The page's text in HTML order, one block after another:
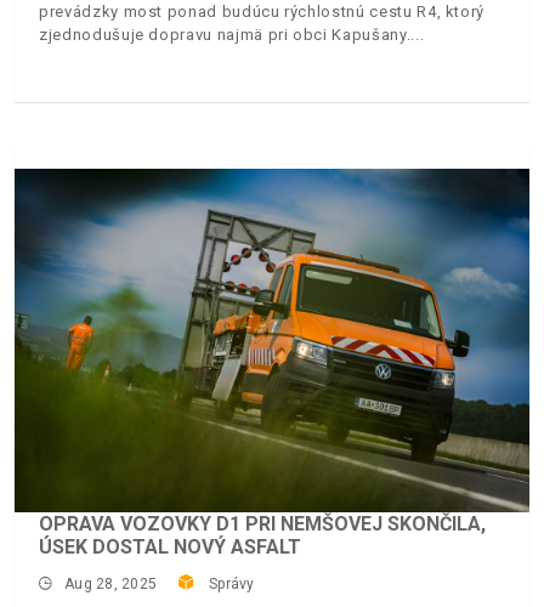
prevádzky most ponad budúcu rýchlostnú cestu R4, ktorý
zjednodušuje dopravu najmä pri obci Kapušany.
OPRAVA VOZOVKY D1 PRI NEMŠOVEJ SKONČILA,
ÚSEK DOSTAL NOVÝ ASFALT
Aug 28, 2025 Správy